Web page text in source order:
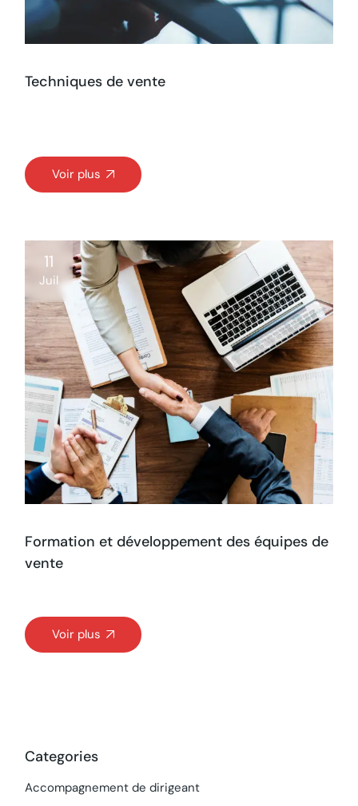
Techniques de vente
Voir plus
11
Juil
Formation et développement des équipes de
vente
Voir plus
Categories
Accompagnement de dirigeant